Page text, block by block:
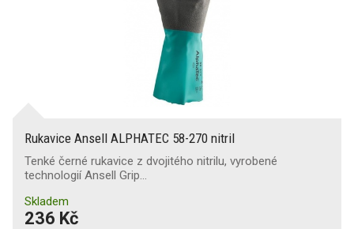
Rukavice Ansell ALPHATEC 58-270 nitril
Tenké černé rukavice z dvojitého nitrilu, vyrobené
technologií Ansell Grip…
Skladem
236 Kč